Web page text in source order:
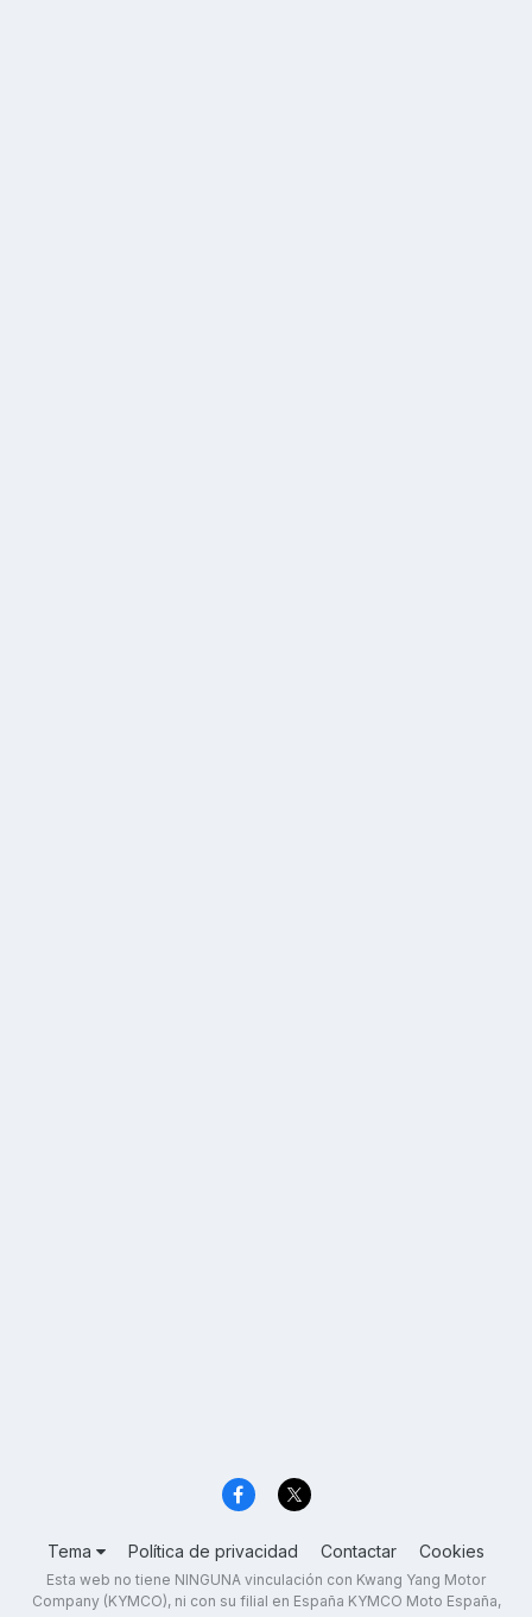
Tema Política de privacidad Contactar Cookies
Esta web no tiene NINGUNA vinculación con Kwang Yang Motor
Company (KYMCO), ni con su filial en España KYMCO Moto España,